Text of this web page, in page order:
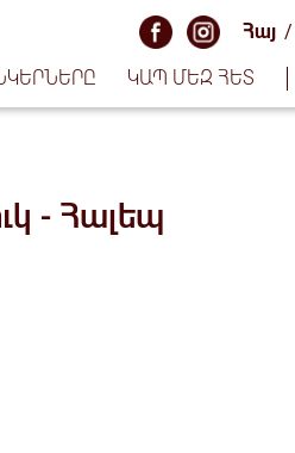
Հայ /
ԿԱՊ ՄԵԶ ՀԵՏ
- Հալեպ